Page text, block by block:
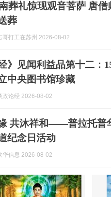
葬礼惊现观音菩萨 唐
葬
哥打工在苏州 2026-08-02
》见闻利益品第十二：
中央图书馆珍藏
政论经 2026-08-02
共沐祥和——普拉托普
纪念日活动
华信息 2026-08-02